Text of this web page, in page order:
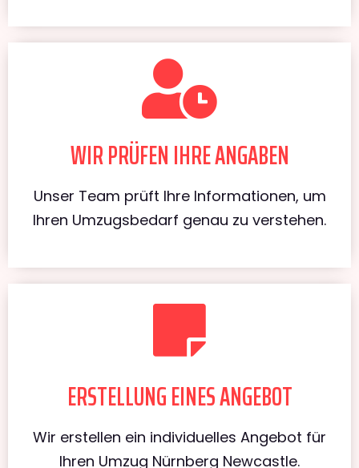
WIR PRÜFEN IHRE ANGABEN
Unser Team prüft Ihre Informationen, um
Ihren Umzugsbedarf genau zu verstehen.
ERSTELLUNG EINES ANGEBOT
Wir erstellen ein individuelles Angebot für
Ihren Umzug Nürnberg Newcastle.